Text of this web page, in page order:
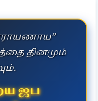
தினமும்
ஜப